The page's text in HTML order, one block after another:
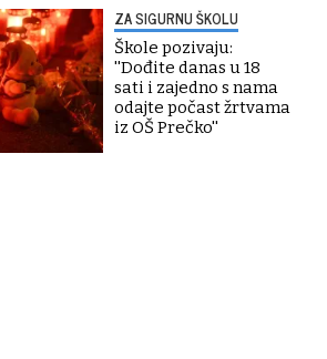
ZA SIGURNU ŠKOLU
Škole pozivaju:
''Dođite danas u 18
sati i zajedno s nama
odajte počast žrtvama
iz OŠ Prečko''